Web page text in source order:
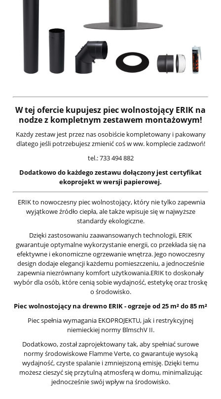
W tej ofercie kupujesz piec wolnostojący ERIK na
nodze z kompletnym zestawem montażowym!
Każdy zestaw jest przez nas osobiście kompletowany i pakowany
dlatego jeśli potrzebujesz zmienić coś w ww. komplecie zadzwoń!
tel.: 733 494 882
Dodatkowo do każdego zestawu dołączony jest certyfikat
ekoprojekt w wersji papierowej.
ERIK to nowoczesny piec wolnostojący, który nie tylko zapewnia
wyjątkowe źródło ciepła, ale także wpisuje się w najwyższe
standardy ekologiczne.
Dzięki zastosowaniu zaawansowanych technologii, ERIK
gwarantuje optymalne wykorzystanie energii, co przekłada się na
efektywne i ekonomiczne ogrzewanie wnętrza. Jego nowoczesny
design dodaje elegancji każdemu pomieszczeniu, a jednocześnie
zapewnia niezrównany komfort użytkowania.ERIK to doskonały
wybór dla osób, które cenią sobie wydajność, estetykę oraz troskę
o środowisko.
Piec wolnostojący na drewno ERIK - ogrzeje od 25 m² do 85 m²
Piec spełnia wymagania EKOPROJEKTU, jak i restrykcyjnej
niemieckiej normy BlmschV II.
Dodatkowo, został zaprojektowany tak, aby spełniać surowe
normy środowiskowe Flamme Verte, co gwarantuje wysoką
wydajność, czyste spalanie i zmniejszoną emisję. Dzięki temu
możesz cieszyć się przytulną atmosferą w domu, minimalizując
jednocześnie swój wpływ na środowisko.